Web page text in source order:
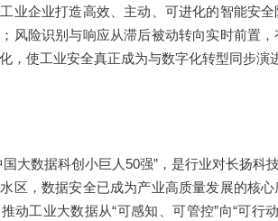
业企业打造高效、主动、可进化的智能安
风险识别与响应从滞后被动转向实时前置
，使工业安全真正成为与数字化转型同步演
国大数据科创小巨人50强”，是行业对长扬
区，数据安全已成为产业高质量发展的核
动工业大数据从“可感知、可管控”向“可